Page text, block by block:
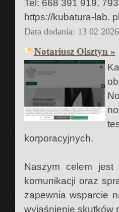
Tel: 668 391 919,
https://kubatura-lab.
Data dodania: 13 02
Notariusz Olsztyn »
korporacyjnych.
Naszym celem jest
komunikacji oraz
zapewnia wsparcie
wyjaśnienie skutków